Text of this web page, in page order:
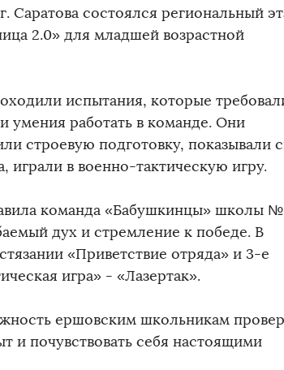
состоялся региональный
2.0» для младшей возрастной
испытания, которые
умения работать в команде. Они
строевую подготовку, показывали
играли в военно-тактическую игру.
команда «Бабушкинцы» школы
дух и стремление к победе. В
«Приветствие отряда» и 3-е
игра» - «Лазертак».
ершовским школьникам
и почувствовать себя настоящими